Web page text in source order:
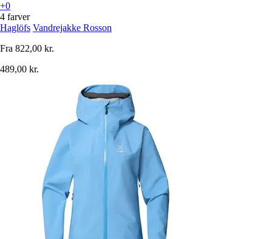
+0
4 farver
Haglöfs Vandrejakke Rosson
Fra 822,00 kr.
489,00 kr.